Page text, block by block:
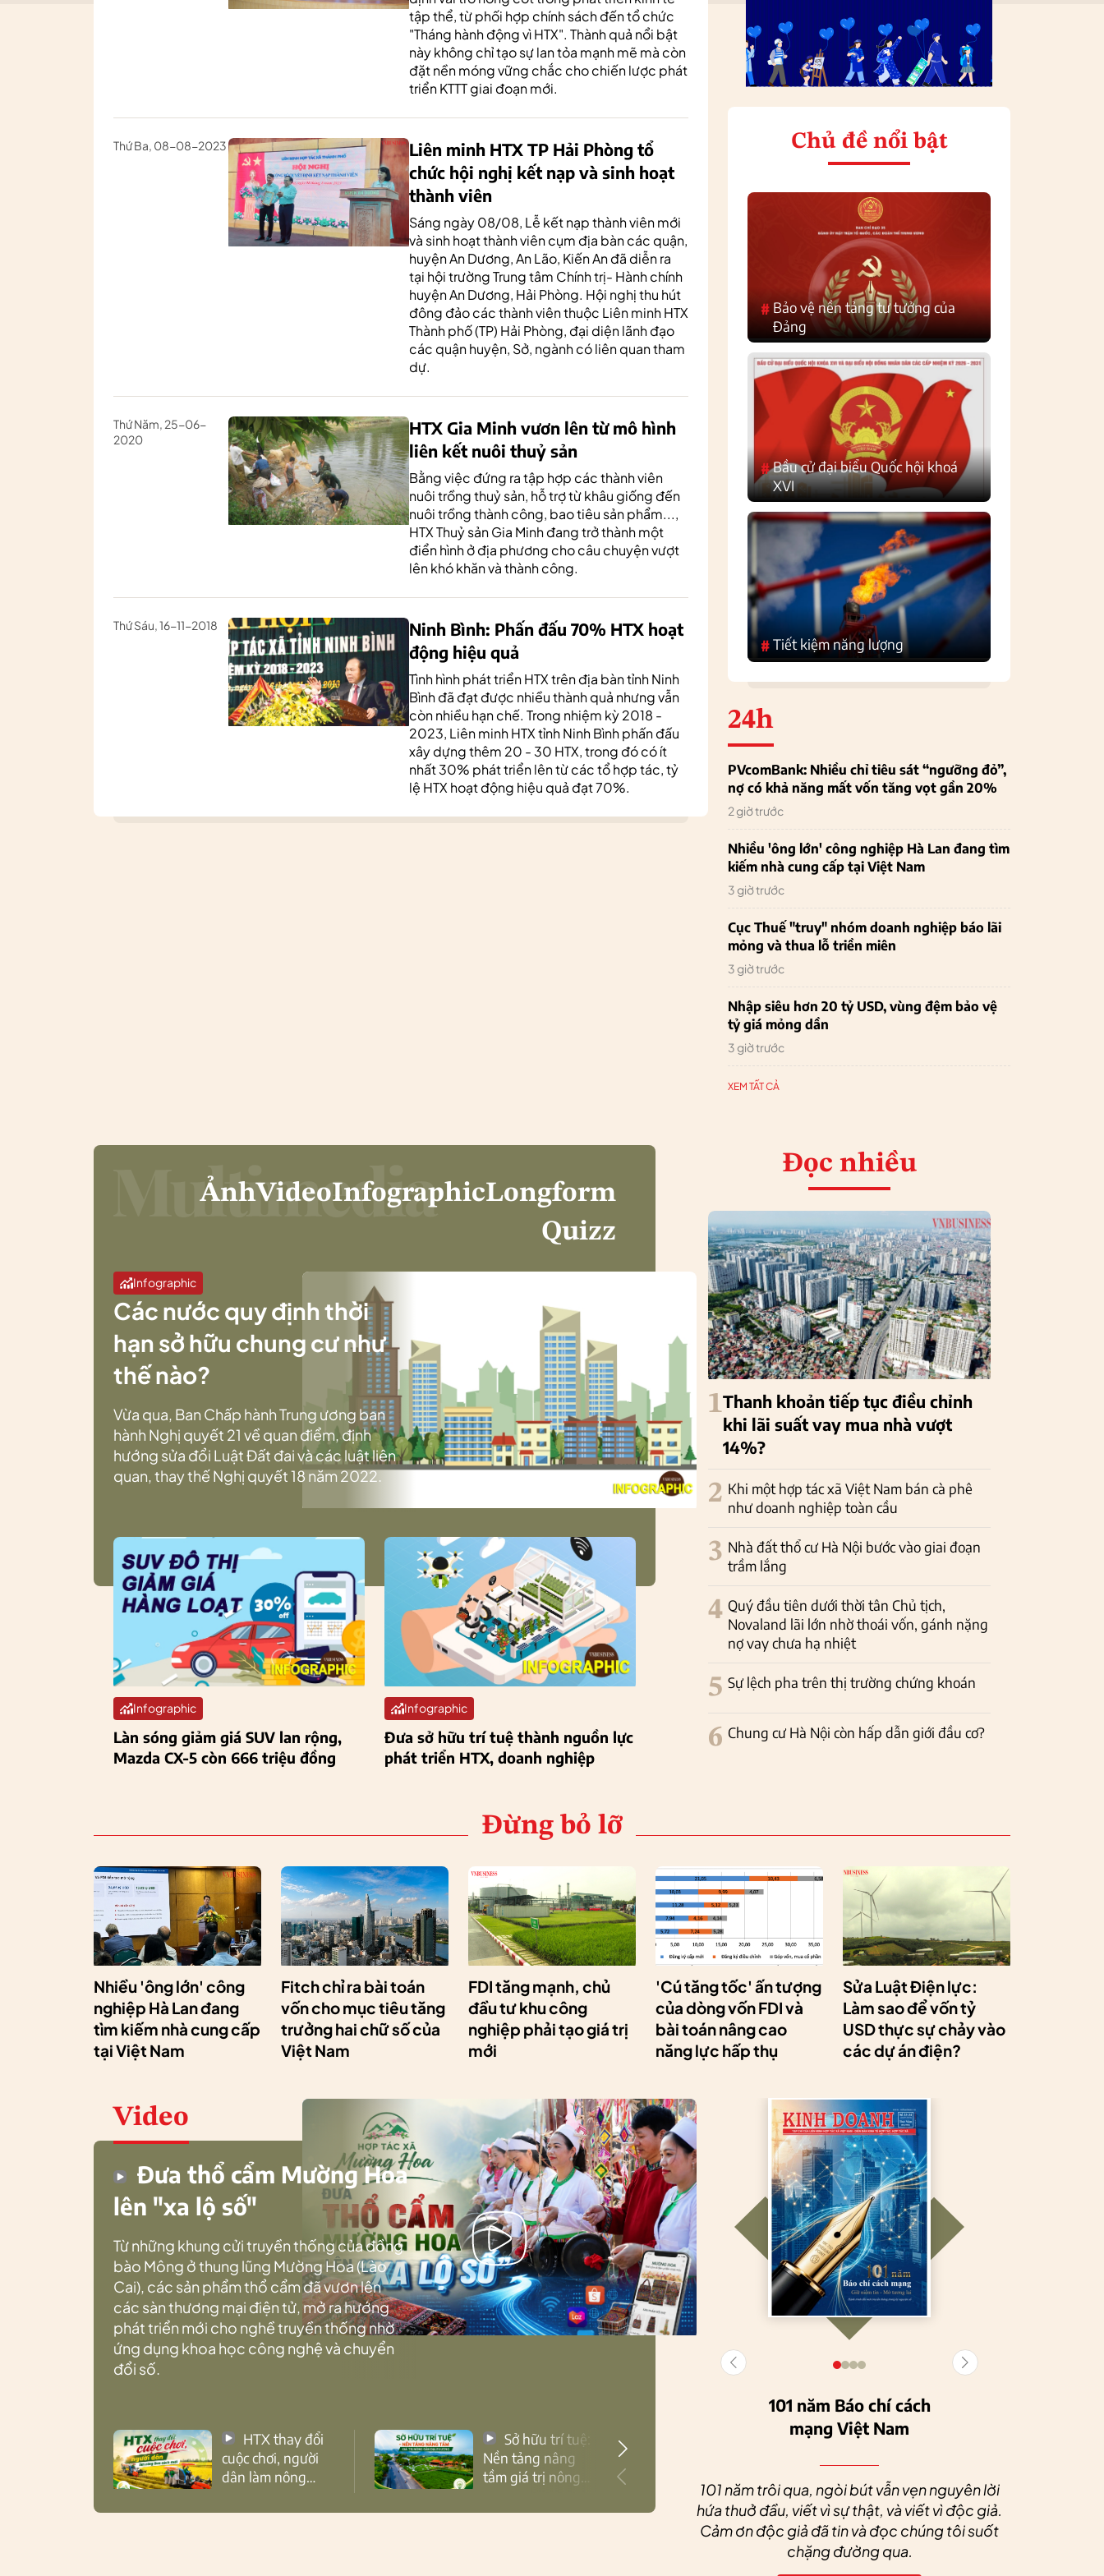
tập thể, từ phối hợp chính sách đến tổ chức
"Tháng hành động vì HTX". Thành quả nổi bật
này không chỉ tạo sự lan tỏa mạnh mẽ mà còn
đặt nền móng vững chắc cho chiến lược phát
triển KTTT giai đoạn mới.
Thứ Ba, 08-08-2023
Liên minh HTX TP Hải Phòng tổ
chức hội nghị kết nạp và sinh hoạt
thành viên
Sáng ngày 08/08, Lễ kết nạp thành viên mới
và sinh hoạt thành viên cụm địa bàn các quận,
huyện An Dương, An Lão, Kiến An đã diễn ra
tại hội trường Trung tâm Chính trị- Hành chính
huyện An Dương, Hải Phòng. Hội nghị thu hút
đông đảo các thành viên thuộc Liên minh HTX
Thành phố (TP) Hải Phòng, đại diện lãnh đạo
các quận huyện, Sở, ngành có liên quan tham
dự.
Thứ Năm, 25-06-
2020
HTX Gia Minh vươn lên từ mô hình
liên kết nuôi thuỷ sản
Bằng việc đứng ra tập hợp các thành viên
nuôi trồng thuỷ sản, hỗ trợ từ khâu giống đến
nuôi trồng thành công, bao tiêu sản phẩm...,
HTX Thuỷ sản Gia Minh đang trở thành một
điển hình ở địa phương cho câu chuyện vượt
lên khó khăn và thành công.
Thứ Sáu, 16-11-2018
Ninh Bình: Phấn đấu 70% HTX hoạt
động hiệu quả
Tình hình phát triển HTX trên địa bàn tỉnh Ninh
Bình đã đạt được nhiều thành quả nhưng vẫn
còn nhiều hạn chế. Trong nhiệm kỳ 2018 -
2023, Liên minh HTX tỉnh Ninh Bình phấn đấu
xây dựng thêm 20 - 30 HTX, trong đó có ít
nhất 30% phát triển lên từ các tổ hợp tác, tỷ
lệ HTX hoạt động hiệu quả đạt 70%.
Chủ đề nổi bật
#Bảo vệ nền tảng tư tưởng của
Đảng
#Bầu cử đại biểu Quốc hội khoá
XVI
#Tiết kiệm năng lượng
24h
PVcomBank: Nhiều chỉ tiêu sát “ngưỡng đỏ”,
nợ có khả năng mất vốn tăng vọt gần 20%
2 giờ trước
Nhiều 'ông lớn' công nghiệp Hà Lan đang tìm
kiếm nhà cung cấp tại Việt Nam
3 giờ trước
Cục Thuế "truy" nhóm doanh nghiệp báo lãi
mỏng và thua lỗ triền miên
3 giờ trước
Nhập siêu hơn 20 tỷ USD, vùng đệm bảo vệ
tỷ giá mỏng dần
3 giờ trước
XEM TẤT CẢ
ẢnhVideoInfographicLongform
Quizz
Infographic
Các nước quy định thời
hạn sở hữu chung cư như
thế nào?
Vừa qua, Ban Chấp hành Trung ương ban
hành Nghị quyết 21 về quan điểm, định
hướng sửa đổi Luật Đất đai và các luật liên
quan, thay thế Nghị quyết 18 năm 2022.
Infographic
Làn sóng giảm giá SUV lan rộng,
Mazda CX-5 còn 666 triệu đồng
Infographic
Đưa sở hữu trí tuệ thành nguồn lực
phát triển HTX, doanh nghiệp
Đọc nhiều
1Thanh khoản tiếp tục điều chỉnh
khi lãi suất vay mua nhà vượt
14%?
2 Khi một hợp tác xã Việt Nam bán cà phê
như doanh nghiệp toàn cầu
3 Nhà đất thổ cư Hà Nội bước vào giai đoạn
trầm lắng
4 Quý đầu tiên dưới thời tân Chủ tịch,
Novaland lãi lớn nhờ thoái vốn, gánh nặng
nợ vay chưa hạ nhiệt
5 Sự lệch pha trên thị trường chứng khoán
6 Chung cư Hà Nội còn hấp dẫn giới đầu cơ?
Đừng bỏ lỡ
Nhiều 'ông lớn' công
nghiệp Hà Lan đang
tìm kiếm nhà cung cấp
tại Việt Nam
Fitch chỉ ra bài toán
vốn cho mục tiêu tăng
trưởng hai chữ số của
Việt Nam
FDI tăng mạnh, chủ
đầu tư khu công
nghiệp phải tạo giá trị
mới
'Cú tăng tốc' ấn tượng
của dòng vốn FDI và
bài toán nâng cao
năng lực hấp thụ
Sửa Luật Điện lực:
Làm sao để vốn tỷ
USD thực sự chảy vào
các dự án điện?
Video
Đưa thổ cẩm Mường Hoa
lên "xa lộ số"
Từ những khung cửi truyền thống của đồng
bào Mông ở thung lũng Mường Hoa (Lào
Cai), các sản phẩm thổ cẩm đã vươn lên
các sàn thương mại điện tử, mở ra hướng
phát triển mới cho nghề truyền thống nhờ
ứng dụng khoa học công nghệ và chuyển
đổi số.
cuộc chơi, người
dân làm nông
Nền tảng nâng
tầm giá trị nông
lực cho nông
nghiệp bền vững
101 năm Báo chí cách
mạng Việt Nam
101 năm trôi qua, ngòi bút vẫn vẹn nguyên lời
hứa thuở đầu, viết vì sự thật, và viết vì độc giả.
Cảm ơn độc giả đã tin và đọc chúng tôi suốt
chặng đường qua.